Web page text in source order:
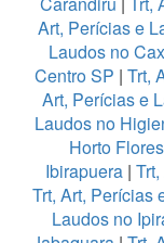
Art, Perícias e
Laudos no
Centro SP | Trt,
Art, Perícias e
Laudos no
Horto
Ibirapuera|
Trt, Art, Perícias
Laudos no